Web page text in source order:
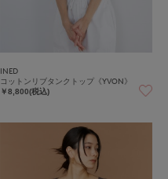
INED
コットンリブタンクトップ《YVON》
￥8,800(税込)